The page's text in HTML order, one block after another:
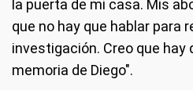
la puerta de mi casa. Mis
que no hay que hablar para
investigación. Creo que hay
memoria de Diego".